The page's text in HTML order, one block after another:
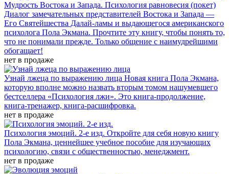
Мудрость Востока и Запада. Психология равновесия (покет)
Диалог замечательных представителей Востока и Запада —
Его Святейшества Далай-ламы и выдающегося американского
психолога Пола Экмана. Прочтите эту книгу, чтобы понять то,
что не понимали прежде. Только общение с наимудрейшими
обогащает!
нет в продаже
Узнай лжеца по выражению лица Новая книга Пола Экмана,
которую вполне можно назвать вторым томом нашумевшего
бестселлера «Психология лжи». Это книга-продолжение,
книга-тренажер, книга-расшифровка.
нет в продаже
Психология эмоций. 2-е изд. Откройте для себя новую книгу
Пола Экмана, ценнейшее учебное пособие для изучающих
психологию, связи с общественностью, менеджмент.
нет в продаже